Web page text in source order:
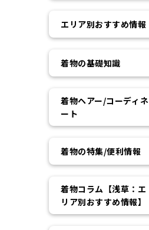
エリア別おすすめ情報
着物の基礎知識
着物ヘアー/コーディネ
ート
着物の特集/便利情報
着物コラム【浅草：エ
リア別おすすめ情報】